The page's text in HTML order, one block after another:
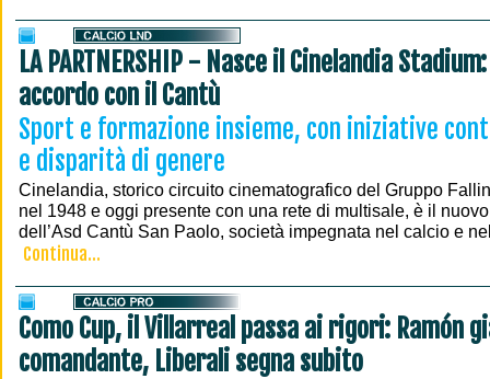
LA PARTNERSHIP - Nasce il Cinelandia
accordo con il Cantù
Sport e formazione insieme, con iniziative
e disparità di genere
Cinelandia, storico circuito cinematografico del Gruppo
nel 1948 e oggi presente con una rete di multisale, è il
dell’Asd Cantù San Paolo, società impegnata nel calcio e
Continua...
Como Cup, il Villarreal passa ai rigori: Ramón
comandante, Liberali segna subito